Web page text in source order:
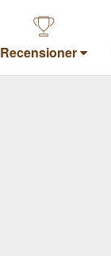
Recensioner